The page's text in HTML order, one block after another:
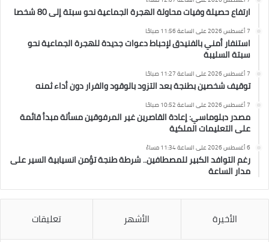
ارتفاع حصيلة وفيات محاولة الهجرة الجماعية نحو سبتة إلى 80 شخصا
7 أغسطس 2026 على الساعة 11:56 صباحًا
استنفار أمني بالفنيدق لإحباط دعوات جديدة للهجرة الجماعية نحو
سبتة السليبة
7 أغسطس 2026 على الساعة 11:27 صباحًا
توقيف شخصين بطنجة بعد التزود بالوقود والفرار دون أداء ثمنه
7 أغسطس 2026 على الساعة 10:52 صباحًا
مصدر دبلوماسي: إعادة القاصرين غير المرفوقين مسألة مبدأ قائمة
على التعليمات الملكية
6 أغسطس 2026 على الساعة 11:34 مساءً
رغم التوافد الكبير للمصطافين.. شرطة طنجة تؤمن انسيابية السير على
مدار الساعة
الأخيرة الأشهر تعليقات